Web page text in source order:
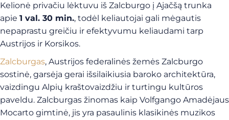
Kelionė privačiu lėktuvu iš Zalcburgo į Ajačšą trunka
apie 1 val. 30 min., todėl keliautojai gali mėgautis
nepaprastu greičiu ir efektyvumu keliaudami tarp
Austrijos ir Korsikos.
Zalcburgas, Austrijos federalinės žemės Zalcburgo
sostinė, garsėja gerai išsilaikiusia baroko architektūra,
vaizdingu Alpių kraštovaizdžiu ir turtingu kultūros
paveldu. Zalcburgas žinomas kaip Volfgango Amadėjaus
Mocarto gimtinė, jis yra pasaulinis klasikinės muzikos